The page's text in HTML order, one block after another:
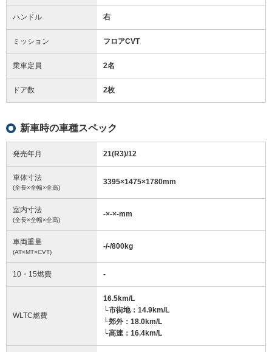
ハンドル 右
ミッション フロアCVT
乗車定員 2名
ドア数 2枚
新車時の車種スペック
発売年月 21(R3)/12
車体寸法
(全長×全幅×全高)
3395×1475×1780mm
室内寸法
(全長×全幅×全高)
-×-×-mm
車両重量
(AT×MT×CVT)
-/-/800kg
10・15燃費 -
WLTC燃費
16.5km/L
└市街地：14.9km/L
└郊外：18.0km/L
└高速：16.4km/L